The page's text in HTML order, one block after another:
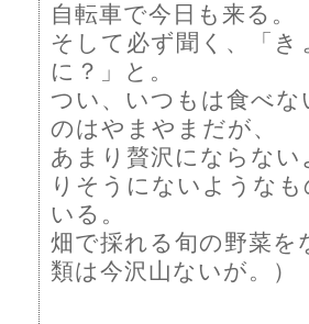
自転車で今日も来る。
そして必ず聞く、「
に？」と。
つい、いつもは食べ
のはやまやまだが、
あまり贅沢にならな
りそうにないような
いる。
畑で採れる旬の野菜
類は今沢山ないが。）